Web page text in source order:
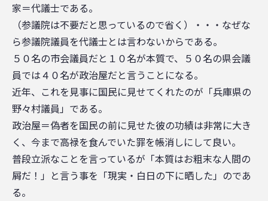
家＝代議士である。
（参議院は不要だと思っているので省く）・・・なぜな
ら参議院議員を代議士とは言わないからである。
５０名の市会議員だと１０名が本質で、５０名の県会議
員では４０名が政治屋だと言うことになる。
近年、これを見事に国民に見せてくれたのが「兵庫県の
野々村議員」である。
政治屋＝偽者を国民の前に見せた彼の功績は非常に大き
く、今まで高禄を食んでいた罪を帳消しにして良い。
普段立派なことを言っているが「本質はお粗末な人間の
屑だ！」と言う事を「現実・白日の下に晒した」のであ
る。